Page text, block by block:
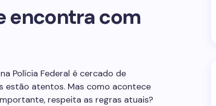
encontra com
Polícia Federal é cercado de
estão atentos. Mas como acontece
respeita as regras atuais?